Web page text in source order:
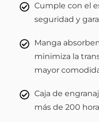
Cumple con el
seguridad y
Manga
minimiza la
mayor
Caja de
más de 200